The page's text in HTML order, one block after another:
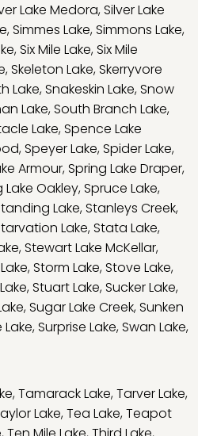
Lake Medora,Silver Lake
,Simmes Lake,Simmons Lake,
,Six Mile Lake,Six Mile
,Skeleton Lake,Skerryvore
Lake,Snakeskin Lake,Snow
Lake,South Branch Lake,
Lake,Spence Lake
,Speyer Lake,Spider Lake,
Armour,Spring Lake Draper,
Lake Oakley,Spruce Lake,
Lake,Stanleys Creek,
Lake,Stata Lake,
,Stewart Lake McKellar,
,Storm Lake,Stove Lake,
,Stuart Lake,Sucker Lake,
,Sugar Lake Creek,Sunken
Lake,Surprise Lake,Swan Lake,
,Tamarack Lake,Tarver Lake,
Lake,Tea Lake,Teapot